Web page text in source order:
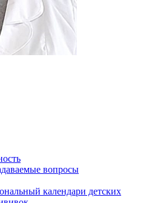
вопросы
календари детских